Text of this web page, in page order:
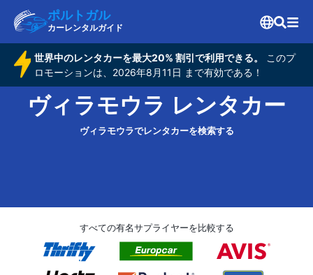
ポルトガル
カーレンタルガイド
世界中のレンタカーを最大20% 割引で利用できる。
このプ
ロモーションは、2026年8月11日 まで有効である！
ヴィラモウラ レンタカー
ヴィラモウラでレンタカーを検索する
すべての有名サプライヤーを比較する